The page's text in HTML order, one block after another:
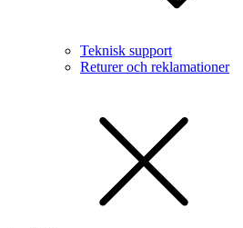
Teknisk support
Returer och reklamationer